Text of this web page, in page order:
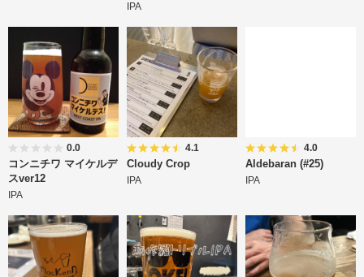
IPA
0.0
コンニチワ マイケルデ
スver12
IPA
4.1
Cloudy Crop
IPA
4.0
Aldebaran (#25)
IPA